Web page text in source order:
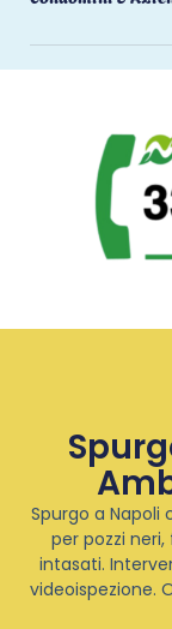
Spurgo a Napoli
per pozzi
intasati.
videoispezione.